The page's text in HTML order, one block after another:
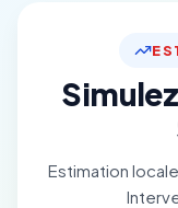
Estimation